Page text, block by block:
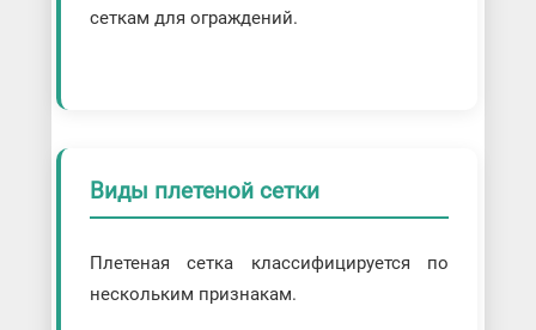
сеткам для ограждений.
Виды плетеной сетки
Плетеная сетка классифицируется по
нескольким признакам.